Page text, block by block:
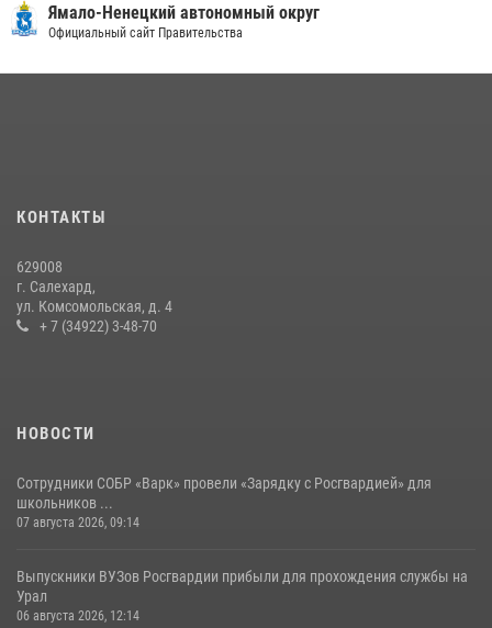
«Росгвардия. Вехи истории»: войска правопорядка на охране
стратегических объектов поверженной Германии (видео)
бандитско-националистического подполья (видео)
20 июля 2026, 09:03
Ямало-Ненецкий автономный округ
Официальный сайт Правительства
КОНТАКТЫ
629008
г. Салехард,
ул. Комсомольская, д. 4
+ 7 (34922) 3-48-70
НОВОСТИ
Сотрудники СОБР «Варк» провели «Зарядку с Росгвардией» для
школьников ...
07 августа 2026, 09:14
Выпускники ВУЗов Росгвардии прибыли для прохождения службы на
Урал
06 августа 2026, 12:14